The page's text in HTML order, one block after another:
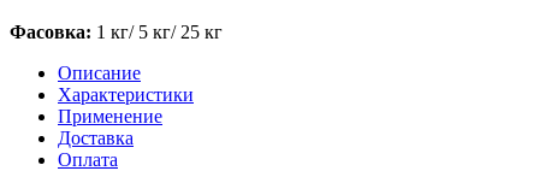
Фасовка: 1 кг/ 5 кг/ 25 кг
Описание
Характеристики
Применение
Доставка
Оплата